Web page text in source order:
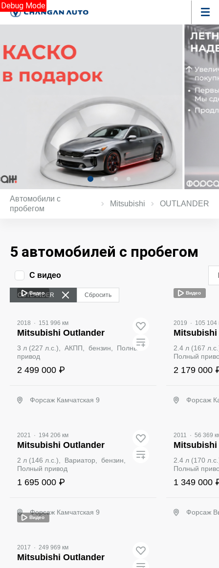
Debug Mode
Автомобили с
пробегом
Mitsubishi OUTLANDER
5 автомобилей с пробегом
OUTLANDER Сбросить
С видео
Видео
2018 · 151 996 км
Mitsubishi Outlander
3 л (227 л.с.), АКПП, бензин, Полный
привод
2 499 000 ₽
Форсаж Камчатская 9
Видео
2019 · 105 104
Mitsubishi
2.4 л (167
Полный
2 179 000
Форсаж
2021 · 194 206 км
Mitsubishi Outlander
2 л (146 л.с.), Вариатор, бензин,
Полный привод
1 695 000 ₽
Форсаж Камчатская 9
2011 · 56 369
Mitsubishi
2.4 л (170
Полный
1 349 000
Форсаж
Видео
2017 · 249 969 км
Mitsubishi Outlander